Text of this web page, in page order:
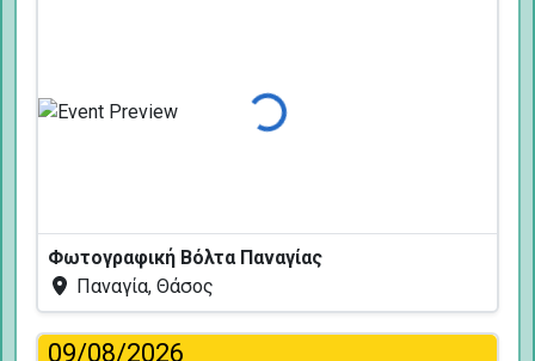
Φόρτωση...
Φωτογραφική Βόλτα Παναγίας
Παναγία, Θάσος
09/08/2026